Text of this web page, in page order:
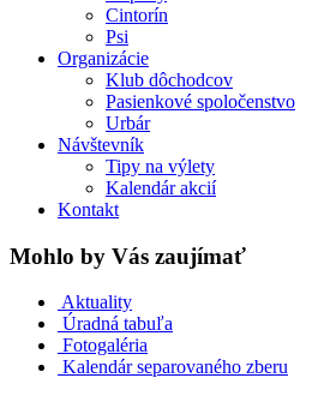
Cintorín
Psi
Organizácie
Klub dôchodcov
Pasienkové spoločenstvo
Urbár
Návštevník
Tipy na výlety
Kalendár akcií
Kontakt
Mohlo by Vás zaujímať
Aktuality
Úradná tabuľa
Fotogaléria
Kalendár separovaného zberu